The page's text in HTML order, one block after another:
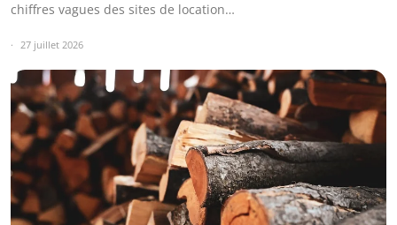
chiffres vagues des sites de location…
27 juillet 2026